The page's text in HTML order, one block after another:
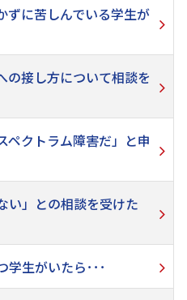
ずに苦しんでいる学生が
の接し方について相談を
ペクトラム障害だ」と申
い」との相談を受けた
学生がいたら･･･